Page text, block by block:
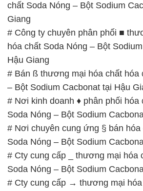
chất Soda Nóng – Bột Sodium
Giang
# Công ty chuyên phân phối ■
hóa chất Soda Nóng – Bột
Hậu Giang
# Bán ß thương mại hóa chất hóa
– Bột Sodium Cacbonat tại Hậu
# Nơi kinh doanh ♦ phân phối hóa
Soda Nóng – Bột Sodium
# Nơi chuyên cung ứng § bán hóa
Soda Nóng – Bột Sodium
# Cty cung cấp _ thương mại hóa
Soda Nóng – Bột Sodium
# Cty cung cấp → thương mại